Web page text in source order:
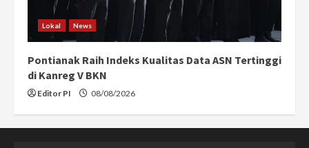
Lokal News
Pontianak Raih Indeks Kualitas Data ASN Tertinggi
di Kanreg V BKN
Editor PI 08/08/2026